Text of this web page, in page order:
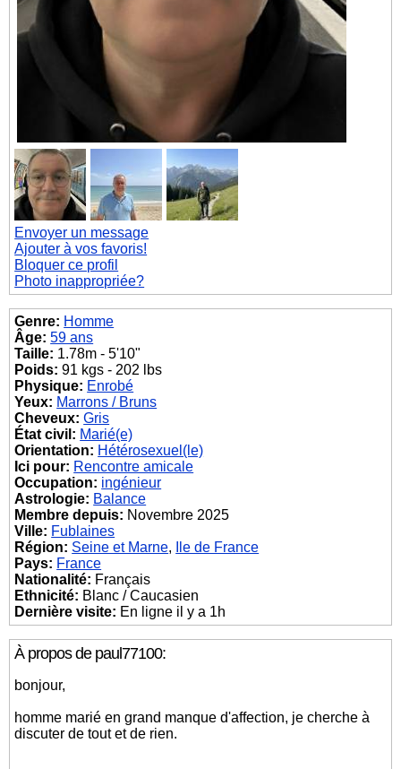
Envoyer un message
Ajouter à vos favoris!
Bloquer ce profil
Photo inappropriée?
Genre: Homme
Âge: 59 ans
Taille: 1.78m - 5'10"
Poids: 91 kgs - 202 lbs
Physique: Enrobé
Yeux: Marrons / Bruns
Cheveux: Gris
État civil: Marié(e)
Orientation: Hétérosexuel(le)
Ici pour: Rencontre amicale
Occupation: ingénieur
Astrologie: Balance
Membre depuis: Novembre 2025
Ville: Fublaines
Région: Seine et Marne,
Ile de France
Pays: France
Nationalité: Français
Ethnicité: Blanc / Caucasien
Dernière visite: En ligne il y a 1h
À propos de paul77100:
bonjour,
homme marié en grand manque d'affection, je cherche à
discuter de tout et de rien.